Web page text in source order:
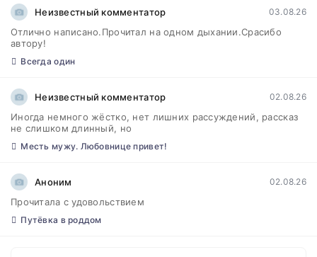
Неизвестный комментатор 03.08.26
Отлично написано.Прочитал на одном дыхании.Срасибо
автору!
Всегда один
Неизвестный комментатор 02.08.26
Иногда немного жёстко, нет лишних рассуждений, рассказ
не слишком длинный, но
Месть мужу. Любовнице привет!
Аноним 02.08.26
Прочитала с удовольствием
Путёвка в роддом